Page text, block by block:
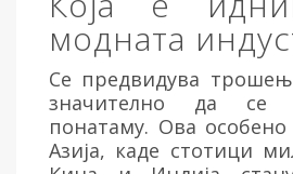
модната
Се предвидува
значително да се
понатаму. Ова
Азија, каде стотици